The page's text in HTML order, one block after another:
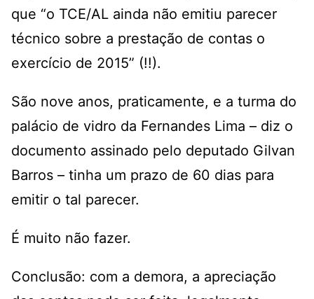
que “o TCE/AL ainda não emitiu parecer
técnico sobre a prestação de contas o
exercício de 2015” (!!).
São nove anos, praticamente, e a turma do
palácio de vidro da Fernandes Lima – diz o
documento assinado pelo deputado Gilvan
Barros – tinha um prazo de 60 dias para
emitir o tal parecer.
É muito não fazer.
Conclusão: com a demora, a apreciação